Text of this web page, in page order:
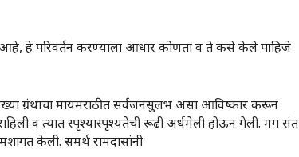
हे परिवर्तन करण्याला आधार कोणता व ते कसे केले पाहिजे
ग्रंथाचा मायमराठीत सर्वजनसुलभ असा आविष्कार करून
व त्यात स्पृश्यास्पृश्यतेची रूढी अर्धमेली होऊन गेली. मग संत
केली. समर्थ रामदासांनी